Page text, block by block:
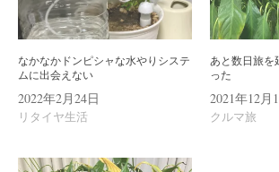
なかなかドンピシャな水やりシステ
ムに出会えない
2022年2月24日
リタイヤ生活
あと数日旅を
った
2021年12月
クルマ旅